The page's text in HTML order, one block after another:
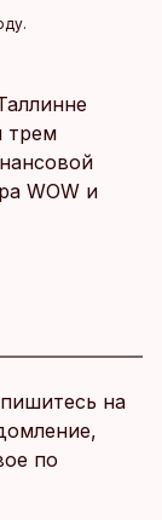
трем
WOW и
на
по